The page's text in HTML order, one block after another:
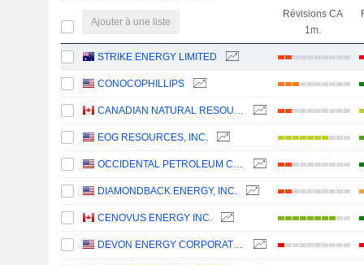
Ajouter à une liste
Révisions CA
1m.
STRIKE ENERGY LIMITED
CONOCOPHILLIPS
CANADIAN NATURAL RESOURCES LIMITED
EOG RESOURCES, INC.
OCCIDENTAL PETROLEUM CORPORATION
DIAMONDBACK ENERGY, INC.
CENOVUS ENERGY INC.
DEVON ENERGY CORPORATION